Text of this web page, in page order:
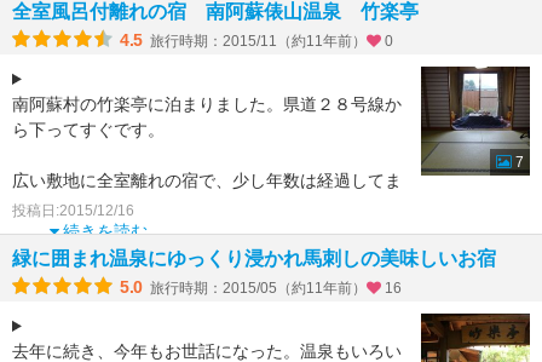
全室風呂付離れの宿 南阿蘇俵山温泉 竹楽亭
4.5 旅行時期：2015/11（約11年前） 0
南阿蘇村の竹楽亭に泊まりました。県道２８号線か
ら下ってすぐです。
広い敷地に全室離れの宿で、少し年数は経過してま
すが趣は十分。
離れは風呂付。和室とこたつの縁側がついていまし
た。
お
続きを読む
投稿日:2015/12/16
7
緑に囲まれ温泉にゆっくり浸かれ馬刺しの美味しいお宿
5.0 旅行時期：2015/05（約11年前） 16
去年に続き、今年もお世話になった。温泉もいろい